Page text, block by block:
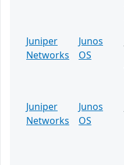
Juniper
Networks
Junos
OS
Juniper
Networks
Junos
OS